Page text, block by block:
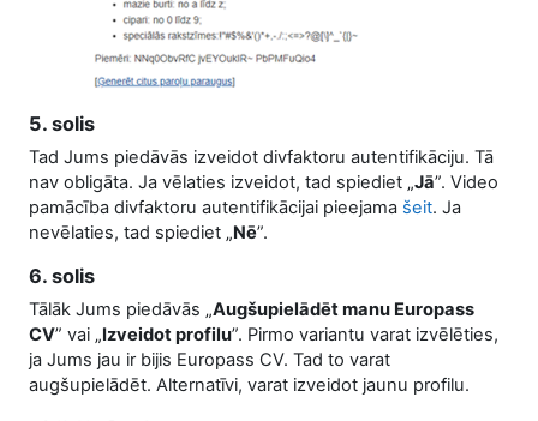
5. solis
Tad Jums piedāvās izveidot divfaktoru autentifikāciju. Tā
nav obligāta. Ja vēlaties izveidot, tad spiediet „Jā”. Video
pamācība divfaktoru autentifikācijai pieejama šeit. Ja
nevēlaties, tad spiediet „Nē”.
6. solis
Tālāk Jums piedāvās „Augšupielādēt manu Europass
CV” vai „Izveidot profilu”. Pirmo variantu varat izvēlēties,
ja Jums jau ir bijis Europass CV. Tad to varat
augšupielādēt. Alternatīvi, varat izveidot jaunu profilu.